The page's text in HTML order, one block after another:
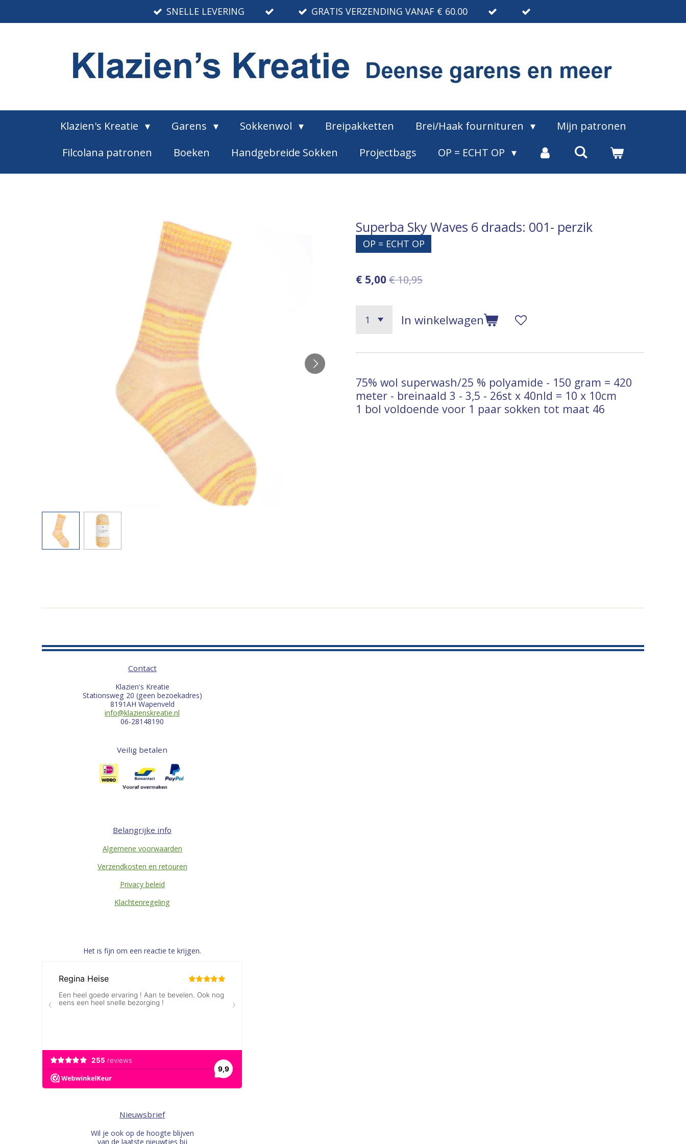
direct
SNELLE LEVERING GRATIS VERZENDING VANAF € 60.00
Klazien's Kreatie Garens Sokkenwol Breipakketten Brei/Haak fournituren
Mijn patronen
Filcolana patronen
Boeken Handgebreide Sokken Projectbags OP = ECHT OP
Superba Sky Waves 6 draads: 001- perzik
OP = ECHT OP
€ 5,00€ 10,95
In winkelwagen
75% wol superwash/25 % polyamide - 150 gram = 420
meter - breinaald 3 - 3,5 - 26st x 40nld = 10 x 10cm
1 bol voldoende voor 1 paar sokken tot maat 46
Contact
Klazien's Kreatie
Stationsweg 20 (geen bezoekadres)
8191AH Wapenveld
info@klazienskreatie.nl
06-28148190
Veilig betalen
Belangrijke info
Algemene voorwaarden
Verzendkosten en retouren
Privacy beleid
Klachtenregeling
Het is fijn om een reactie te krijgen.
Nieuwsbrief
Wil je ook op de hoogte blijven
van de laatste nieuwtjes bij